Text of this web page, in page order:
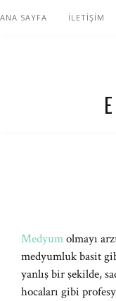
ANA SAYFA İLETİŞİM
Medyumolmayı
medyumluk basit
yanlış bir şekilde,
hocaları gibi